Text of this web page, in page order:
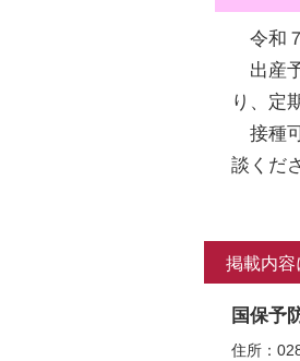
令和
出産
り、定
接種
談くだ
掲載内容
国保予
住所：